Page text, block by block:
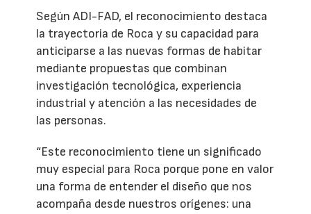
Según ADI-FAD, el reconocimiento destaca
la trayectoria de Roca y su capacidad para
anticiparse a las nuevas formas de habitar
mediante propuestas que combinan
investigación tecnológica, experiencia
industrial y atención a las necesidades de
las personas.
“Este reconocimiento tiene un significado
muy especial para Roca porque pone en valor
una forma de entender el diseño que nos
acompaña desde nuestros orígenes: una